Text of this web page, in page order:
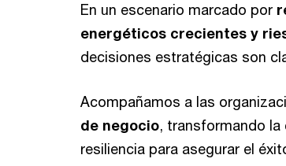
En un escenario marcado por
energéticos crecientes y
decisiones estratégicas son
Acompañamos a las
de negocio, transformando
resiliencia para asegurar el